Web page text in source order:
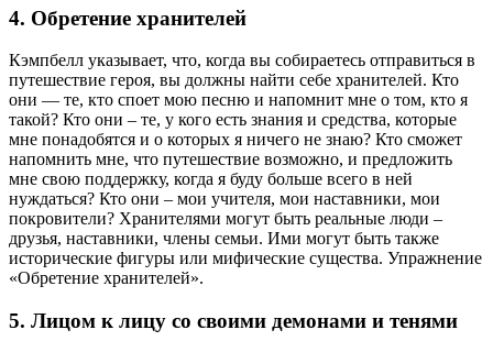
4. Обретение хранителей
Кэмпбелл указывает, что, когда вы собираетесь отправиться в
путешествие героя, вы должны найти себе хранителей. Кто
они — те, кто споет мою песню и напомнит мне о том, кто я
такой? Кто они – те, у кого есть знания и средства, которые
мне понадобятся и о которых я ничего не знаю? Кто сможет
напомнить мне, что путешествие возможно, и предложить
мне свою поддержку, когда я буду больше всего в ней
нуждаться? Кто они – мои учителя, мои наставники, мои
покровители? Хранителями могут быть реальные люди –
друзья, наставники, члены семьи. Ими могут быть также
исторические фигуры или мифические существа. Упражнение
«Обретение хранителей».
5. Лицом к лицу со своими демонами и тенями